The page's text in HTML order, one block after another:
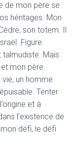
de mon père se
héritages. Mon
son totem. Il
Figure
talmudiste. Mais
mon père.
un homme
Tenter
et à
l’existence de
défi, le défi